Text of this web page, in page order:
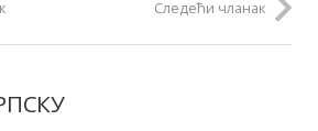
Следећи чланак